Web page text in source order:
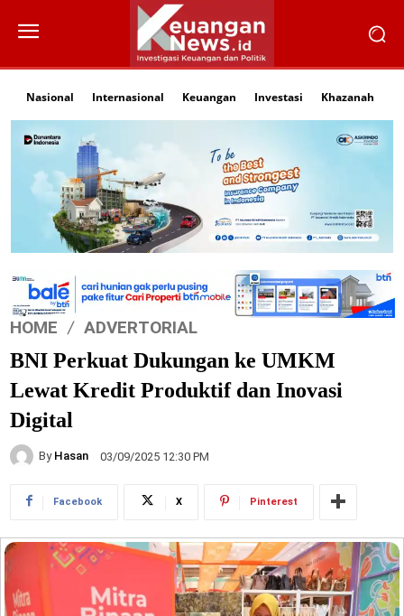
Nasional Internasional Keuangan Investasi Khazanah
HOME ADVERTORIAL
BNI Perkuat Dukungan ke UMKM
Lewat Kredit Produktif dan Inovasi
Digital
By Hasan 03/09/2025 12:30 PM
Facebook X Pinterest